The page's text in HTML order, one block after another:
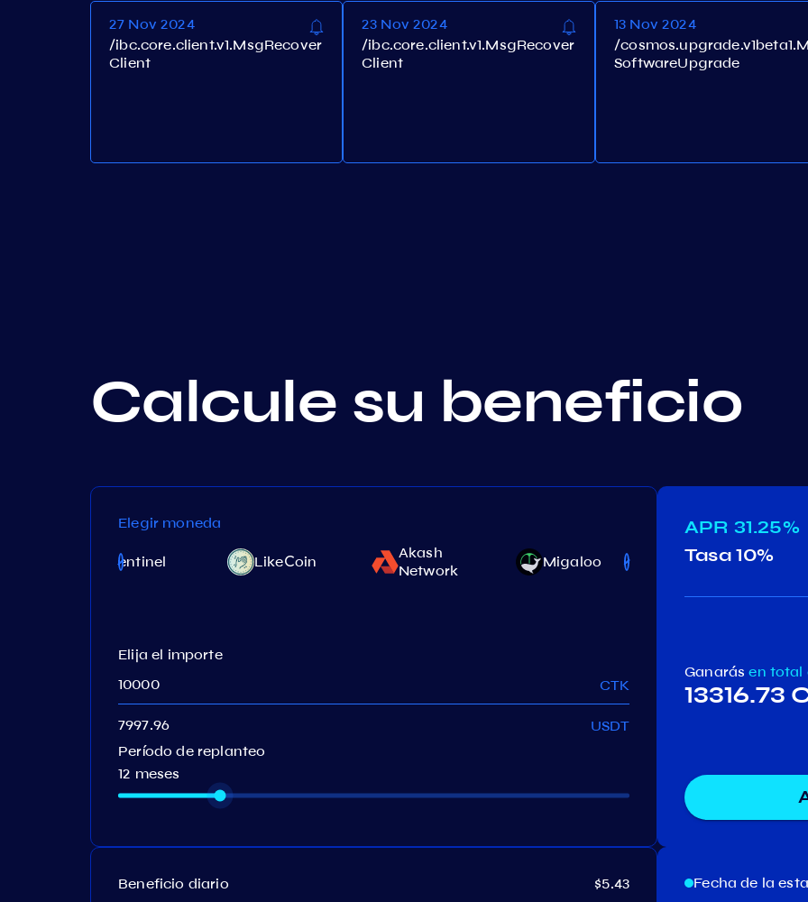
27 Nov 2024
/ibc.core.client.v1.MsgRecover
Client
23 Nov 2024
/ibc.core.client.v1.MsgRecover
Client
13 Nov 2024
/
SoftwareUpgrade
Calcule su beneficio
Elegir moneda
Sentinel LikeСoin
Akash
Network
Migaloo Stargaze
Elija el importe
CTK
USDT
Período de replanteo
12 meses
Beneficio diario
$5.43
APR 31.25%
Tasa10%
Ganarás en total
13316.73
Fecha de la